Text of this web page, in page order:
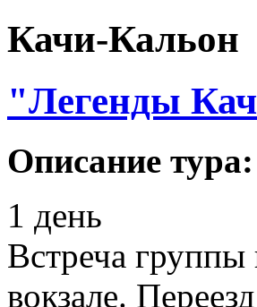
Качи-Кальон
"Легенды
Описание тура:
1 день
Встреча
вокзале.